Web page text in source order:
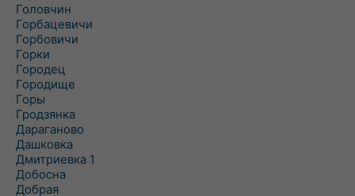
Головчин
Горбацевичи
Горбовичи
Горки
Городец
Городище
Горы
Гродзянка
Дараганово
Дашковка
Дмитриевка 1
Добосна
Добрая